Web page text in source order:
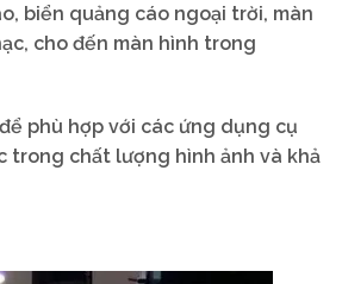
biển quảng cáo ngoại trời, màn
cho đến màn hình trong
phù hợp với các ứng dụng cụ
trong chất lượng hình ảnh và khả